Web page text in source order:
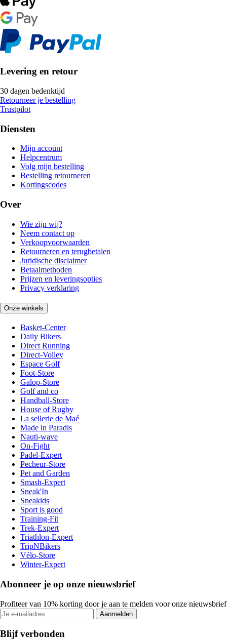
Levering en retour
30 dagen bedenktijd
Retourneer je bestelling
Trustpilot
Diensten
Mijn account
Helpcentrum
Volg mijn bestelling
Bestelling retourneren
Kortingscodes
Over
Wie zijn wij?
Neem contact op
Verkoopvoorwaarden
Retourneren en terugbetalen
Juridische disclaimer
Betaalmethoden
Prijzen en leveringsopties
Privacy verklaring
Onze winkels
Basket-Center
Daily Bikers
Direct Running
Direct-Volley
Espace Golf
Foot-Store
Galop-Store
Golf and co
Handball-Store
House of Rugby
La sellerie de Maé
Made in Paradis
Nauti-wave
On-Fight
Padel-Expert
Pecheur-Store
Pet and Garden
Smash-Expert
Sneak'In
Sneakids
Sport is good
Training-Fit
Trek-Expert
Triathlon-Expert
TripNBikers
Vélo-Store
Winter-Expert
Abonneer je op onze nieuwsbrief
Profiteer van 10% korting door je aan te melden voor onze nieuwsbrief
Aanmelden
Blijf verbonden